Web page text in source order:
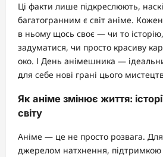
Ці факти лише підкреслюють,
багатогранним є світ аніме.
в ньому щось своє — чи то
задуматися, чи просто красиву
око. І День анімешника —
для себе нові грані цього
Як аніме змінює життя:
світу
Аніме — це не просто розвага. Для
джерелом натхнення, підтримкою